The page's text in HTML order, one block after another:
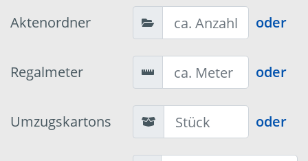
Aktenordner
oder
Regalmeter oder
Umzugskartons oder